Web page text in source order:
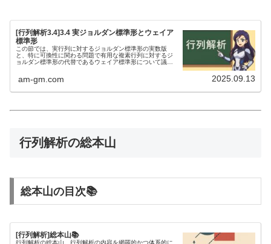
[行列解析3.4]3.4 実ジョルダン標準形とウェイア
標準形
この節では、実行列に対するジョルダン標準形の実数版
と、特に可換性に関わる問題で有用な複素行列に対するジ
ョルダン標準形の代替であるウェイア標準形について議論
am-gm.com 2025.09.13
行列解析の総本山
総本山の目次📚
[行列解析]総本山📚
行列解析の総本山。行列解析の内容を網羅的かつ体系的に